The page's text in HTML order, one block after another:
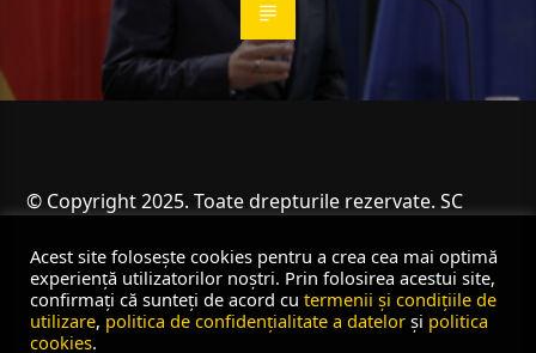
© Copyright 2025. Toate drepturile rezervate. SC
Acest site folosește cookies pentru a crea cea mai optimă
experiență utilizatorilor noștri. Prin folosirea acestui site,
confirmați că sunteți de acord cu termenii și condițiile de
utilizare, politica de confidențialitate a datelor și politica
cookies.